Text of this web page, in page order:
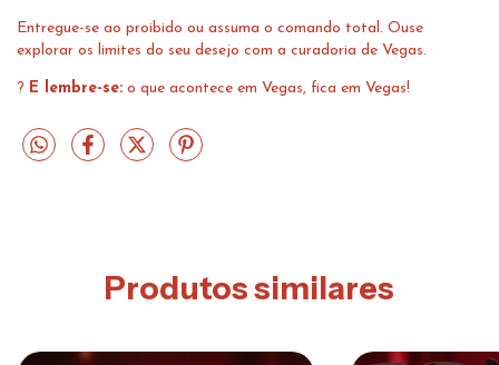
Entregue-se ao proibido ou assuma o comando total. Ouse
explorar os limites do seu desejo com a curadoria de Vegas.
? E lembre-se: o que acontece em Vegas, fica em Vegas!
Produtos similares